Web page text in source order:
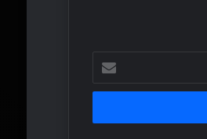
posta
adresinizi